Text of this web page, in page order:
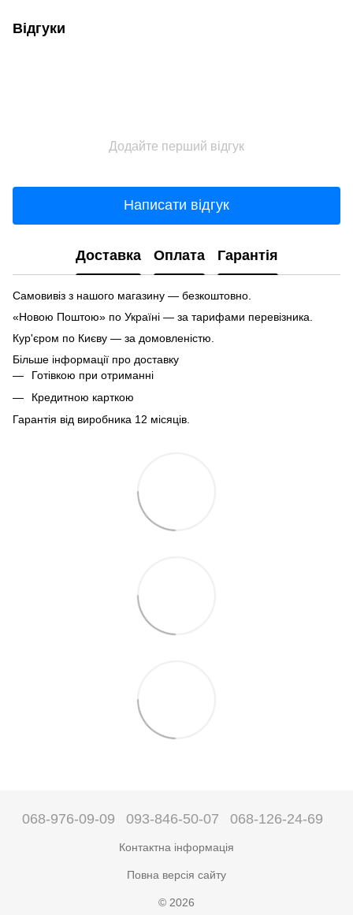
Відгуки
Додайте перший відгук
Написати відгук
Доставка Оплата Гарантія
Самовивіз з нашого магазину — безкоштовно.
«Новою Поштою» по Україні — за тарифами перевізника.
Кур'єром по Києву — за домовленістю.
Більше інформації про доставку
Готівкою при отриманні
Кредитною карткою
Гарантія від виробника 12 місяців.
068-976-09-09 093-846-50-07 068-126-24-69
Контактна інформація
Повна версія сайту
© 2026